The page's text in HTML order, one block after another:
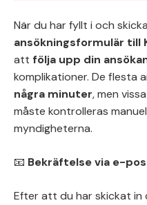
När du har fyllt i och
ansökningsformulär till
att följa upp din
komplikationer. De flesta
några minuter, men
måste kontrolleras
myndigheterna.
📧 Bekräftelse via e-
Efter att du har skickat in